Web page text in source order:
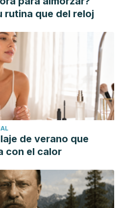
rutina que del reloj
de verano que
con el calor